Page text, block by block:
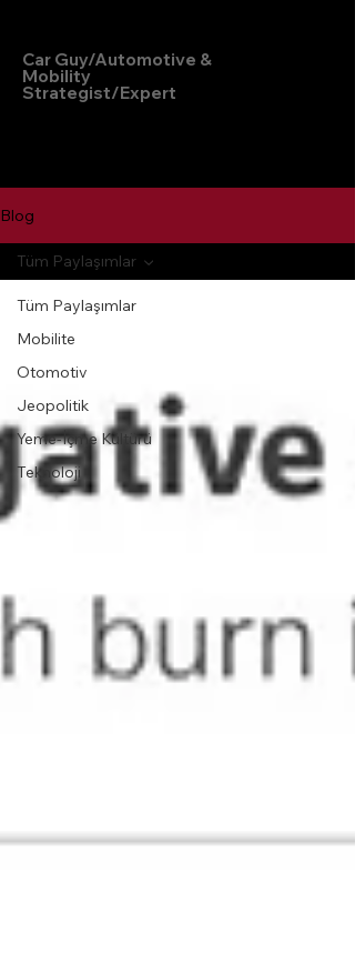
Car Guy/Automotive &
Mobility
Strategist/Expert
Blog
Tüm Paylaşımlar
Mobilite
Otomotiv
Jeopolitik
Yeme-İçme Kültürü
Teknoloji
Tüm Paylaşımlar